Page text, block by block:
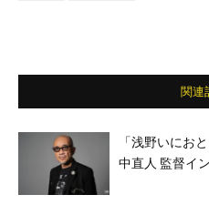
関連
「浅野いにお
中直人 監督イ